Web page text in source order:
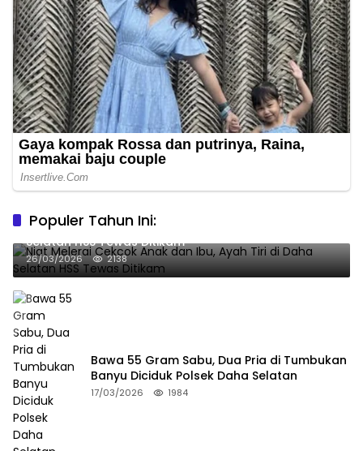
Populer Tahun Ini:
Niat Melerai Cekcok Anak dan Ibu, Ayah Tiri di Daha
Selatan HSS Tewas Ditikam
26/03/2026 2138
Bawa 55 Gram Sabu, Dua Pria di Tumbukan
Banyu Diciduk Polsek Daha Selatan
17/03/2026 1984